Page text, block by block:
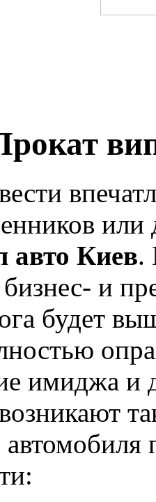
авто Киев.
и
будет
имиджа и